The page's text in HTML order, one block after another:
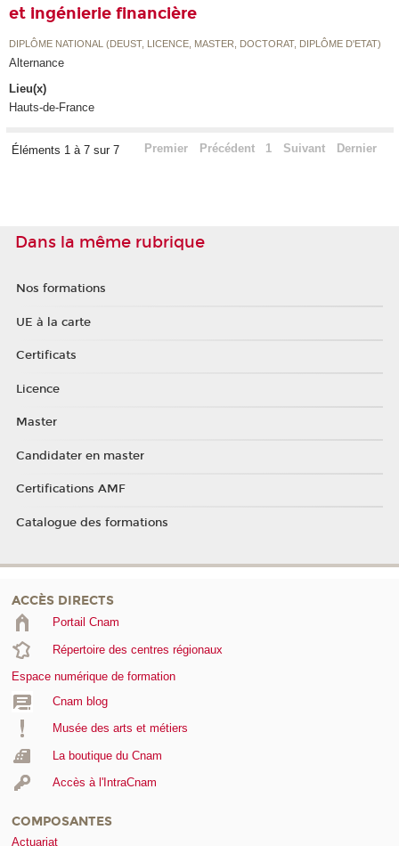
et ingénierie financière
DIPLÔME NATIONAL (DEUST, LICENCE, MASTER, DOCTORAT, DIPLÔME D'ETAT)
Alternance
Lieu(x)
Hauts-de-France
Éléments 1 à 7 sur 7 Premier Précédent 1 Suivant Dernier
Dans la même rubrique
Nos formations
UE à la carte
Certificats
Licence
Master
Candidater en master
Certifications AMF
Catalogue des formations
ACCÈS DIRECTS
Portail Cnam
Répertoire des centres régionaux
Espace numérique de formation
Cnam blog
Musée des arts et métiers
La boutique du Cnam
Accès à l'IntraCnam
COMPOSANTES
Actuariat